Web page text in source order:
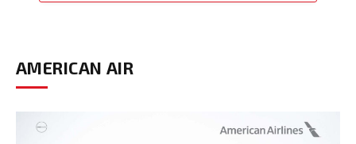
AMERICAN AIR